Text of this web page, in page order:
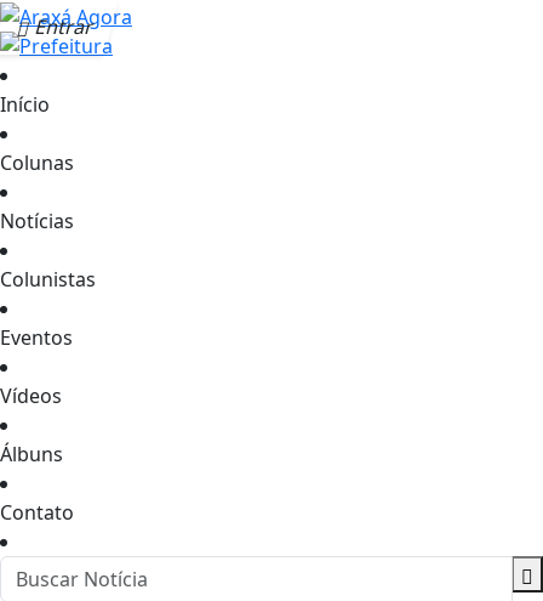
Entrar
Início
Colunas
Notícias
Colunistas
Eventos
Vídeos
Álbuns
Contato